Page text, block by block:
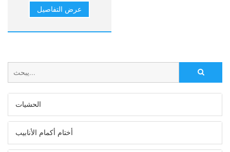
الحد الأدنى: 100 قطعة
المواد: مطاط السيليكون
الدفع: L/C أو T/T
عرض التفاصيل
الحشيات
أختام أكمام الأنابيب